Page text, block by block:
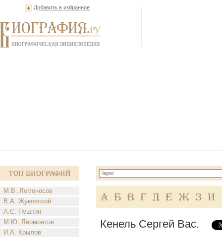
Добавить в избранное
Топ Биографий
М.В. Ломоносов
В.А. Жуковский
А.С. Пушкин
М.Ю. Лермонтов
И.А. Крылов
А Б В Г Д Е Ж З И
Кенель Сергей Вас.